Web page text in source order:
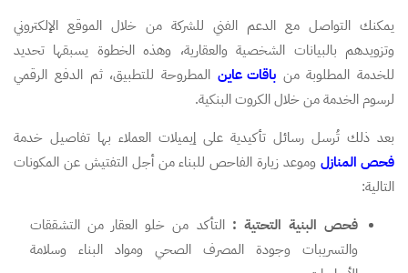
يمكنك التواصل مع الدعم الفني للشركة من خلال الموقع الإلكتروني
وتزويدهم بالبيانات الشخصية والعقارية، وهذه الخطوة يسبقها تحديد
للخدمة المطلوبة منباقات عاين المطروحة للتطبيق، ثم الدفع الرقمي
لرسوم الخدمة من خلال الكروت البنكية.
بعد ذلك تُرسل رسائل تأكيدية على إيميلات العملاء بها تفاصيل خدمة
فحص المنازل وموعد زيارة الفاحص للبناء من أجل التفتيش عن المكونات
التالية:
فحص البنية التحتية : التأكد من خلو العقار من التشققات
والتسريبات وجودة المصرف الصحي ومواد البناء وسلامة